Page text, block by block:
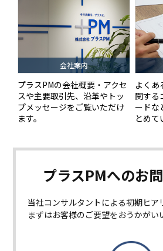
会社案内
プラスPMの会社概要・アクセ
スや主要取引先、沿革やトッ
プメッセージをご覧いただけ
ます。
よくあ
関する
ードな
とめて
プラスPMへのお
当社コンサルタントによる初期ヒア
まずはお客様のご要望をおうかがい